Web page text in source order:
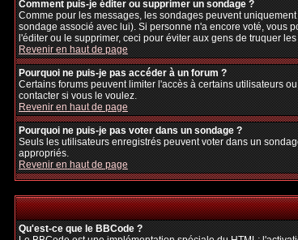
Comment puis-je éditer ou supprimer un sondage ?
Comme pour les messages, les sondages peuvent
sondage associé avec lui). Si personne n'a encore voté, vous
l'éditer ou le supprimer, ceci pour éviter aux gens de truquer
Revenir en haut de page
Pourquoi ne puis-je pas accéder à un forum ?
Certains forums peuvent limiter l'accès à certains utilisateurs
contacter si vous le voulez.
Revenir en haut de page
Pourquoi ne puis-je pas voter dans un sondage ?
Seuls les utilisateurs enregistrés peuvent voter dans un
appropriés.
Revenir en haut de page
Qu'est-ce que le BBCode ?